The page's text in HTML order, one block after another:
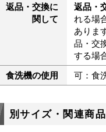
返品・交換に
関して
返品・
れる場
ありま
品・交
する場
食洗機の使用
可：食
別サイズ・関連商品